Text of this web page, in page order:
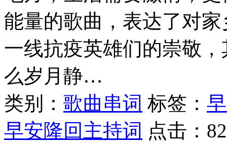
能量的歌曲，表达了对
一线抗疫英雄们的崇敬
么岁月静…
类别： 歌曲串词 标签：
早安隆回主持词 点击：